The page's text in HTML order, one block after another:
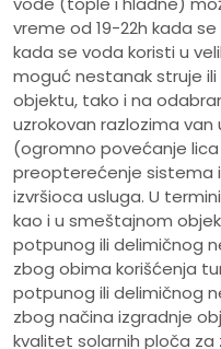
vreme od 19-22h kada
kada se voda koristi u
moguć nestanak struje
objektu, tako i na
uzrokovan razlozima
(ogromno povećanje
preopterećenje sistema
izvršioca usluga. U
kao i u smeštajnom
potpunog ili delimičnog
zbog obima korišćenja
potpunog ili delimičnog
zbog načina izgradnje
kvalitet solarnih ploča